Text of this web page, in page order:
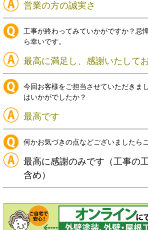
営業の方の誠実さ
工事が終わってみていかがですか？忌
ら幸いです。
最高に満足し、感謝いたしてお
今回お客様をご担当させていただきま
はいかがでしたか？
最高です
何かお気づきの点などございましたら
最高に感謝のみです（工事の
含め）